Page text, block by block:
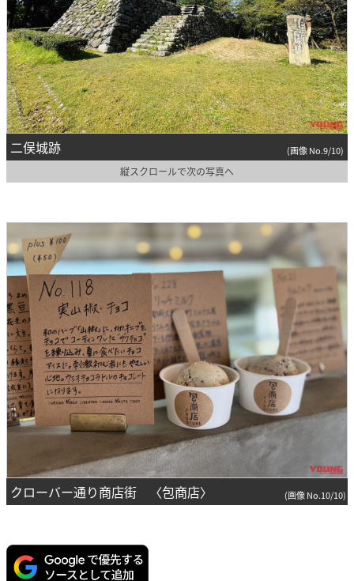
二俣城跡 (画像 No.9/10)
縦スクロールで次の写真へ
クローバー通り商店街 〈包商店〉 (画像 No.10/10)